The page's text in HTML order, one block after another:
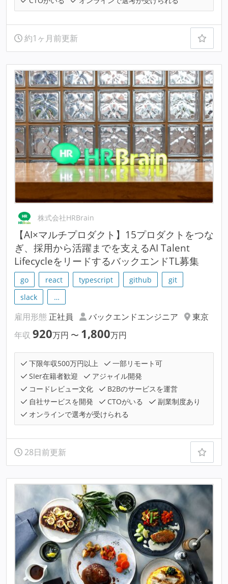
約1ヶ月前更新
株式会社HRBrain
【AI×マルチプロダクト】15プロダクトをつな
ぎ、採用から活躍までを支えるAI Talent
LifecycleをリードするバックエンドTL募集
go react typescript github
git
slack
…
雇用形態 正社員 バックエンドエンジニア
東京
年収 920万円 〜 1,800万円
下限年収500万円以上
一部リモート可
SIer在籍者歓迎
アジャイル開発
コードレビュー文化
B2Bのサービスを運営
自社サービスを開発
CTOがいる
副業制度あり
オンラインで選考が受けられる
28日前更新